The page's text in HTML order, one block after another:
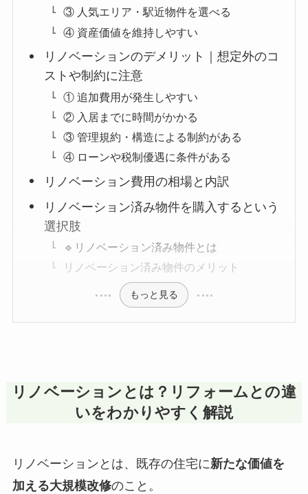
③ 人気エリア・駅近物件を選べる
④ 資産価値を維持しやすい
リノベーションのデメリット｜想定外のコ
ストや制約に注意
① 追加費用が発生しやすい
② 入居までに時間がかかる
③ 管理規約・構造による制約がある
④ ローンや税制優遇に条件がある
リノベーション費用の相場と内訳
リノベーション済み物件を購入するという
選択肢
🔹リノベーション済み物件とは
リノベーション済み物件のメリット
もっと見る
リノベーションとは？リフォームとの違
いをわかりやすく解説
リノベーションとは、既存の住宅に新たな価値を
加える大規模改修のこと。